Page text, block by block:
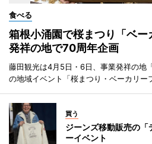
食べる
箱根小涌園で桜まつり「ベ
発祥の地で70周年企画
藤田観光は4月5日・6日、事業発祥の地
の地域イベント「桜まつり・ベーカリー
買う
ジーンズ移動販売の「
ーイベント